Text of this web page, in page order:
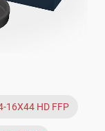
16X44 HD FFP